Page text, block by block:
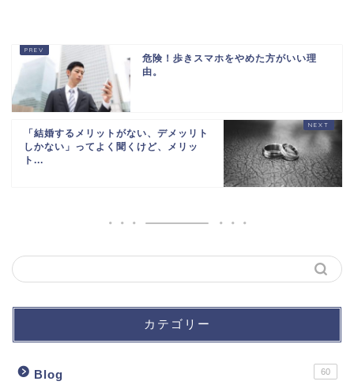
危険！歩きスマホをやめた方がいい理
由。
「結婚するメリットがない、デメッリト
しかない」ってよく聞くけど、メリッ
ト...
カテゴリー
Blog 60